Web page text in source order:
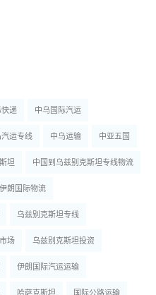
递 中乌国际汽运
汽运专线 中乌运输 中亚五国
坦 中国到乌兹别克斯坦专线物流
朗国际物流
乌兹别克斯坦专线
场 乌兹别克斯坦投资
伊朗国际汽运运输
哈萨克斯坦 国际公路运输